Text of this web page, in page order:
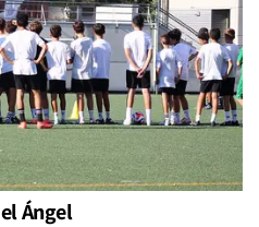
Ángel